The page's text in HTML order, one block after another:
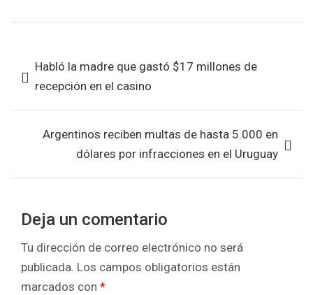
ce
o
o
k
tt at
A
p
p
ar
de
entradas
Habló la madre que gastó $17 millones de
recepción en el casino
Argentinos reciben multas de hasta 5.000 en
dólares por infracciones en el Uruguay
Deja un comentario
Tu dirección de correo electrónico no será
publicada. Los campos obligatorios están
marcados con *